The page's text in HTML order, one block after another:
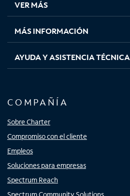
pestaña
nueva
pestaña
nueva
pestaña
nuevanueva
VER MÁS
MÁS INFORMACIÓN
AYUDA Y ASISTENCIA TÉCNICA
COMPAÑÍA
Sobre Charter
Compromiso con el cliente
Empleos
Soluciones para empresas
Spectrum Reach